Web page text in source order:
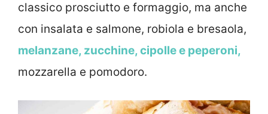
classico prosciutto e formaggio, ma anche
con insalata e salmone, robiola e bresaola,
melanzane, zucchine, cipolle e peperoni,
mozzarella e pomodoro.